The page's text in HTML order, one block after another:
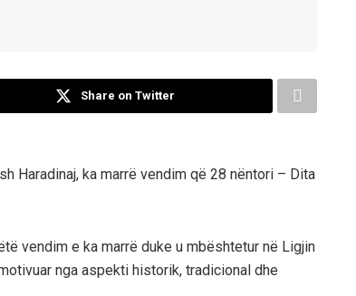
Share on Twitter
Haradinaj, ka marrë vendim që 28 nëntori – Dita
vendim e ka marrë duke u mbështetur në Ligjin
nga aspekti historik, tradicional dhe